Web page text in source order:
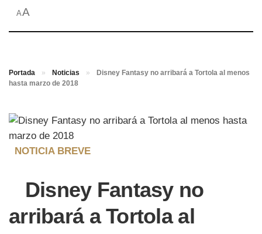
AA
Portada » Noticias »
Disney Fantasy no arribará a Tortola al menos
hasta marzo de 2018
NOTICIA BREVE
Disney Fantasy no
arribará a Tortola al